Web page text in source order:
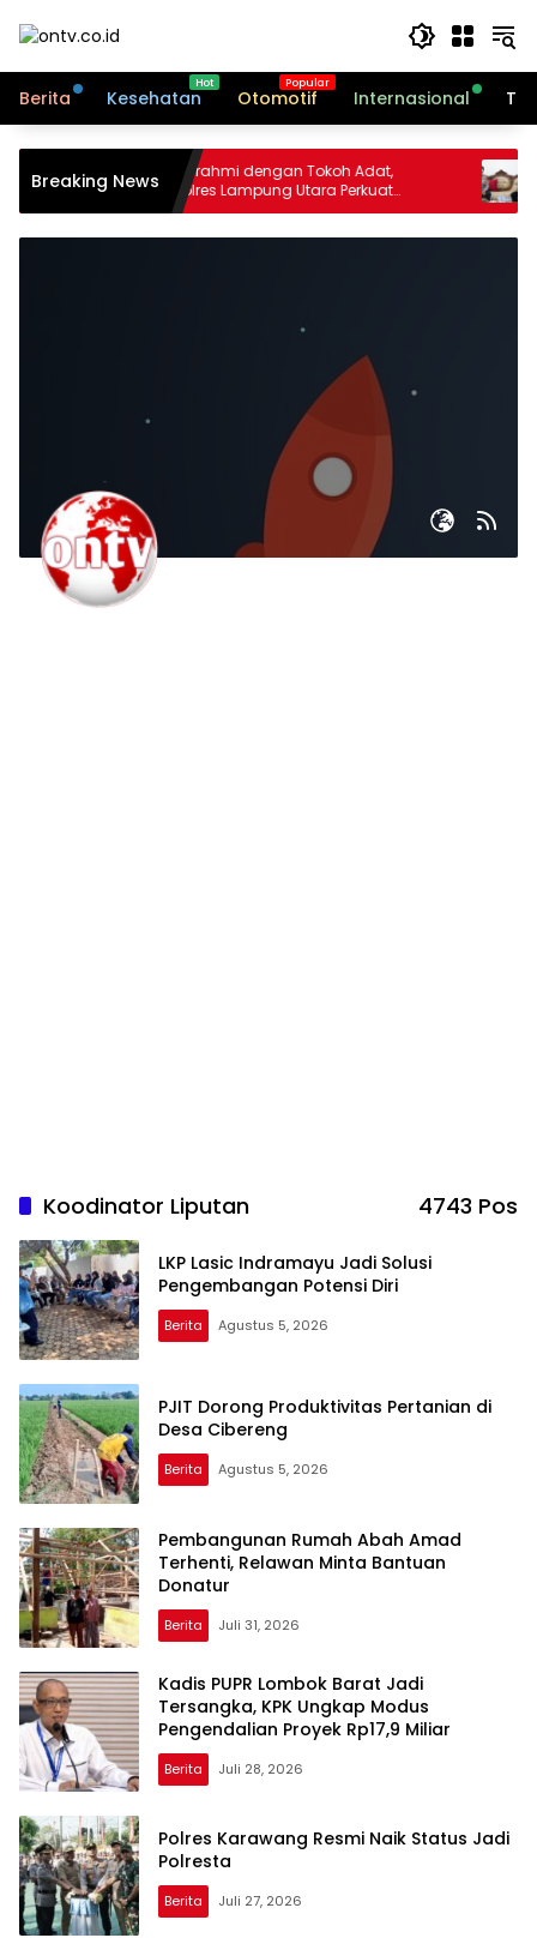
Berita
Kesehatan Otomotif Internasional
Breaking NewsSilaturahmi dengan Tokoh Adat,
Kapolres Lampung Utara Perkuat
Kamtibmas
Koodinator Liputan 4743 Pos
LKP Lasic Indramayu Jadi Solusi
Pengembangan Potensi Diri
Berita Agustus 5, 2026
PJIT Dorong Produktivitas Pertanian di
Desa Cibereng
Berita Agustus 5, 2026
Pembangunan Rumah Abah Amad
Terhenti, Relawan Minta Bantuan
Donatur
Berita Juli 31, 2026
Kadis PUPR Lombok Barat Jadi
Tersangka, KPK Ungkap Modus
Pengendalian Proyek Rp17,9 Miliar
Berita Juli 28, 2026
Polres Karawang Resmi Naik Status Jadi
Polresta
Berita Juli 27, 2026